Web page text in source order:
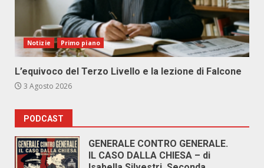
Notizie Primo piano
L’equivoco del Terzo Livello e la lezione di Falcone
3 Agosto 2026
PODCAST
GENERALE CONTRO GENERALE.
IL CASO DALLA CHIESA – di